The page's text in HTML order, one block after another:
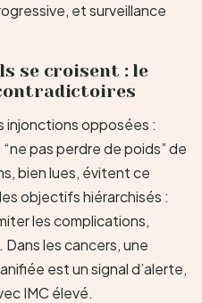
et surveillance
se croisent : le
opposées :
pas perdre de poids” de
bien lues, évitent ce
objectifs hiérarchisés :
les complications,
les cancers, une
est un signal d’alerte,
IMC élevé.